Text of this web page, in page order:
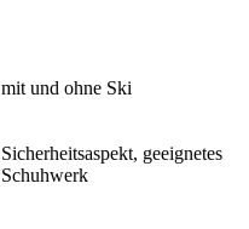
mit und ohne Ski
Sicherheitsaspekt, geeignetes
Schuhwerk